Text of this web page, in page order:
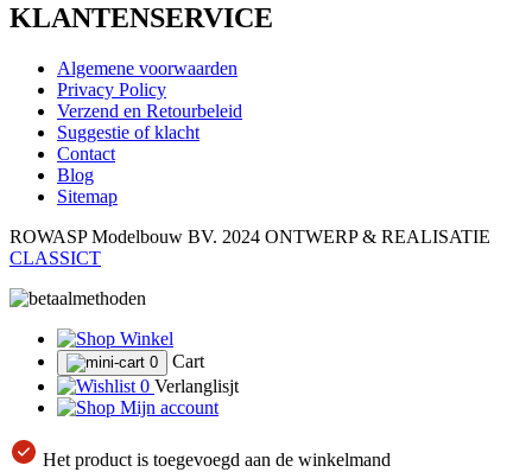
KLANTENSERVICE
Algemene voorwaarden
Privacy Policy
Verzend en Retourbeleid
Suggestie of klacht
Contact
Blog
Sitemap
ROWASP Modelbouw BV. 2024 ONTWERP & REALISATIE
CLASSICT
Winkel
0
Cart
0 Verlanglisjt
Mijn account
Het product is toegevoegd aan de winkelmand